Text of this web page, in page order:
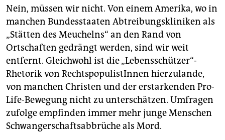
Nein, müssen wir nicht. Von einem Amerika, wo in
manchen Bundesstaaten Abtreibungskliniken als
„Stätten des Meuchelns“ an den Rand von
Ortschaften gedrängt werden, sind wir weit
entfernt. Gleichwohl ist die „Lebensschützer“-
Rhetorik von RechtspopulistInnen hierzulande,
von manchen Christen und der erstarkenden Pro-
Life-Bewegung nicht zu unterschätzen. Umfragen
zufolge empfinden immer mehr junge Menschen
Schwangerschaftsabbrüche als Mord.